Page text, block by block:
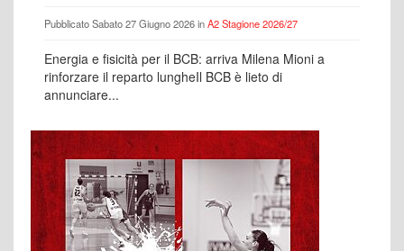
Pubblicato Sabato 27 Giugno 2026 inA2 Stagione 2026/27
Energia e fisicità per il BCB: arriva Milena Mioni a
rinforzare il reparto lungheIl BCB è lieto di
annunciare...